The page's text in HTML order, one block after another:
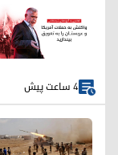
4 ساعت پیش